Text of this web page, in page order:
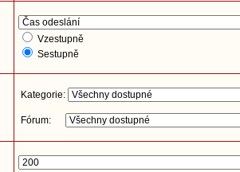
Vzestupně
Sestupně
Kategorie:
Fórum: